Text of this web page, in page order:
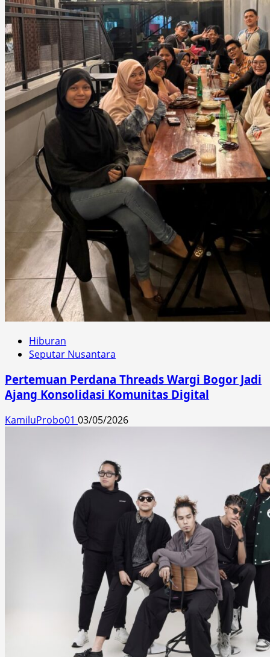
Hiburan
Seputar Nusantara
Pertemuan Perdana Threads Wargi Bogor Jadi
Ajang Konsolidasi Komunitas Digital
KamiluProbo01 03/05/2026